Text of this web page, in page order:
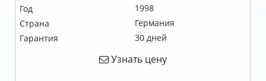
Год
1998
Страна
Германия
Гарантия
30 дней
Узнать цену